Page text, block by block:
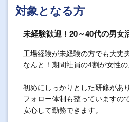
対象となる方
未経験歓迎！20～40代の男女
工場経験が未経験の方でも大丈
なんと！期間社員の4割が女性
初めにしっかりとした研修があり
フォロー体制も整っていますので
安心して勤務できます。